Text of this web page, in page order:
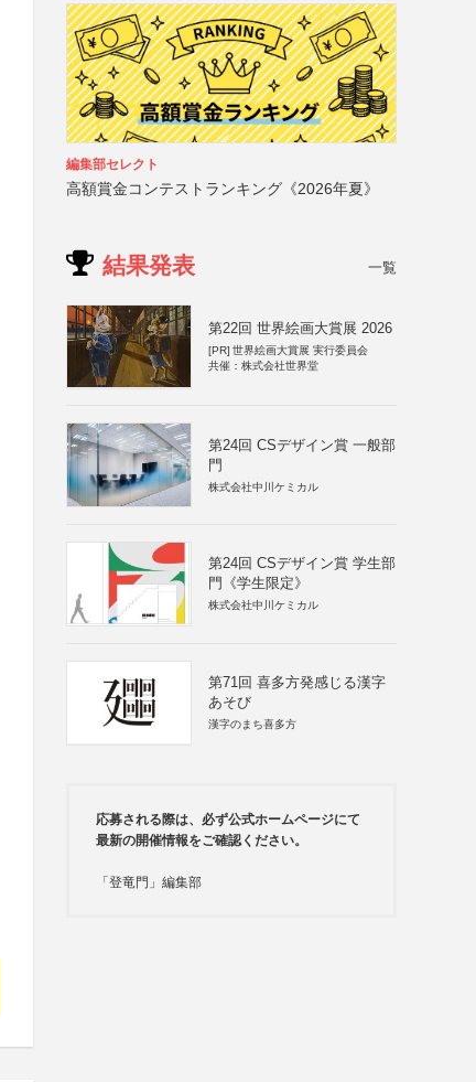
編集部セレクト
高額賞金コンテストランキング《2026年夏》
結果発表 一覧
第22回 世界絵画大賞展 2026
[PR] 世界絵画大賞展 実行委員会
共催：株式会社世界堂
第24回 CSデザイン賞 一般部
門
株式会社中川ケミカル
第24回 CSデザイン賞 学生部
門《学生限定》
株式会社中川ケミカル
第71回 喜多方発感じる漢字
あそび
漢字のまち喜多方
応募される際は、必ず公式ホームページにて
最新の開催情報をご確認ください。
「登竜門」編集部